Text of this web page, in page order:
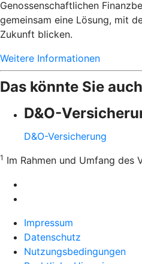
Genossenschaftlichen
gemeinsam eine Lösung, mit
Zukunft blicken.
Weitere Informationen
Das könnte Sie
D&O-
D&O-Versicherung
1 Im Rahmen und Umfang des
Impressum
Datenschutz
Nutzungsbedingungen